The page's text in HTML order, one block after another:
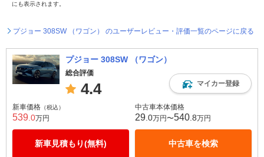
にも表示されます。
プジョー 308SW （ワゴン） のユーザーレビュー・評価一覧のページに戻る
プジョー 308SW （ワゴン）
総合評価
4.4 マイカー登録
新車価格 （税込）
539 .0万円
新車見積もり(無料)
中古車本体価格
29 .0万円〜540 .8万円
中古車を検索